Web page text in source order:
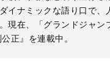
イナミックな語り口で、
現在、「グランドジャン
正』を連載中。